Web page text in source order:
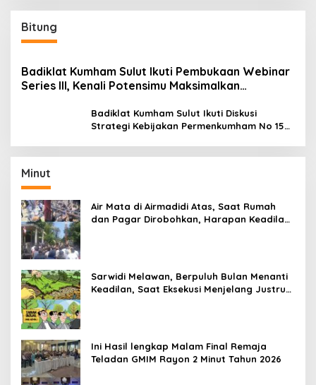
Bitung
Badiklat Kumham Sulut Ikuti Pembukaan Webinar
Series III, Kenali Potensimu Maksimalkan
Badiklat Kumham Sulut Ikuti Diskusi
Strategi Kebijakan Permenkumham No 15
Minut
Air Mata di Airmadidi Atas, Saat Rumah
dan Pagar Dirobohkan, Harapan Keadilan
Sarwidi Melawan, Berpuluh Bulan Menanti
Keadilan, Saat Eksekusi Menjelang Justru
Ini Hasil lengkap Malam Final Remaja
Teladan GMIM Rayon 2 Minut Tahun 2026